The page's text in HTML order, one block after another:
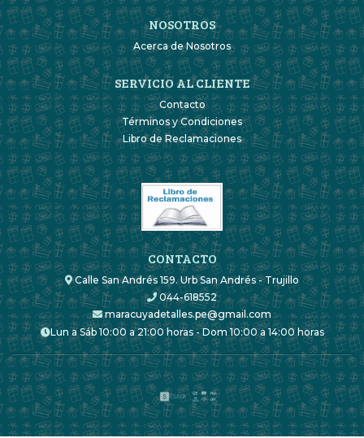
NOSOTROS
Acerca de Nosotros
SERVICIO AL CLIENTE
Contacto
Términos y Condiciones
Libro de Reclamaciones
CONTACTO
Calle San Andrés 159. Urb San Andrés - Trujillo
044-618552
maracuyadetalles.pe@gmail.com
Lun a Sáb 10:00 a 21:00 horas - Dom 10:00 a 14:00 horas